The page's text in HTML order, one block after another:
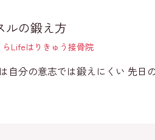
ルの鍛え方
らLifeはりきゅう接骨院
自分の意志では鍛えにくい 先日